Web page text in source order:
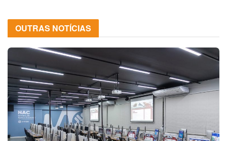
OUTRAS NOTÍCIAS